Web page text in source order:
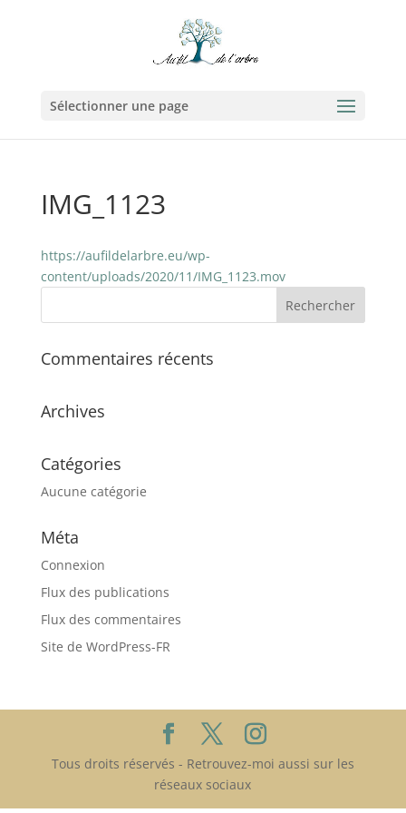
Sélectionner une page
IMG_1123
https://aufildelarbre.eu/wp-
content/uploads/2020/11/IMG_1123.mov
Commentaires récents
Archives
Catégories
Aucune catégorie
Méta
Connexion
Flux des publications
Flux des commentaires
Site de WordPress-FR
Tous droits réservés - Retrouvez-moi aussi sur les
réseaux sociaux